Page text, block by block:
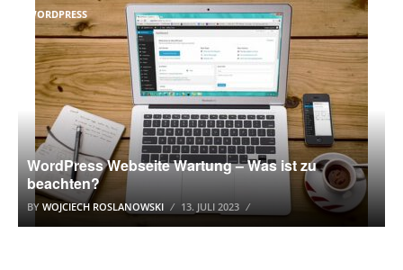
WORDPRESS
WordPress Webseite Wartung – Was ist zu
beachten?
BY WOJCIECH ROSLANOWSKI 13. JULI 2023